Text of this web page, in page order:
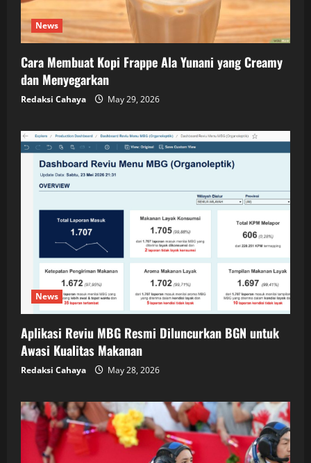
News
Cara Membuat Kopi Frappe Ala Yunani yang Creamy
dan Menyegarkan
Redaksi Cahaya May 29, 2026
News
Aplikasi Reviu MBG Resmi Diluncurkan BGN untuk
Awasi Kualitas Makanan
Redaksi Cahaya May 28, 2026